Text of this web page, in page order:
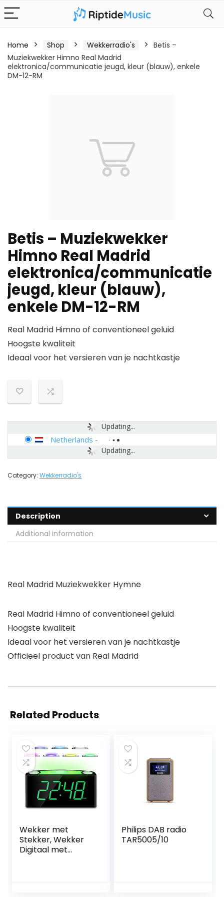
Home Shop Wekkerradio's
Betis –
Muziekwekker Himno Real Madrid
elektronica/communicatie jeugd, kleur (blauw), enkele
DM-12-RM
Betis – Muziekwekker
Himno Real Madrid
elektronica/communicatie
jeugd, kleur (blauw),
enkele DM-12-RM
Real Madrid Himno of conventioneel geluid
Hoogste kwaliteit
Ideaal voor het versieren van je nachtkastje
Updating...
Updating...
Netherlands -
Category: Wekkerradio's
Description
Additional information
Real Madrid Muziekwekker Hymne
Real Madrid Himno of conventioneel geluid
Hoogste kwaliteit
Ideaal voor het versieren van je nachtkastje
Officieel product van Real Madrid
Related Products
Wekker met
Stekker, Wekker
Digitaal met
Philips DAB radio
TAR5005/10